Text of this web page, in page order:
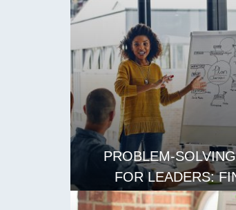
ЧИТАТЬ ДАЛЕЕ
PROBLEM-
FOR LEADERS:
CREATIVE